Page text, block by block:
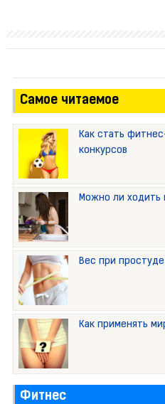
Самое читаемое
Как стать
конкурсов
Можно ли ходить
Вес при
Как применять
Фитнес